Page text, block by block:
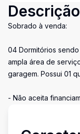
Descrição
Sobrado à venda:
04 Dormitórios sendo
ampla área de
garagem. Possui 01
- Não aceita